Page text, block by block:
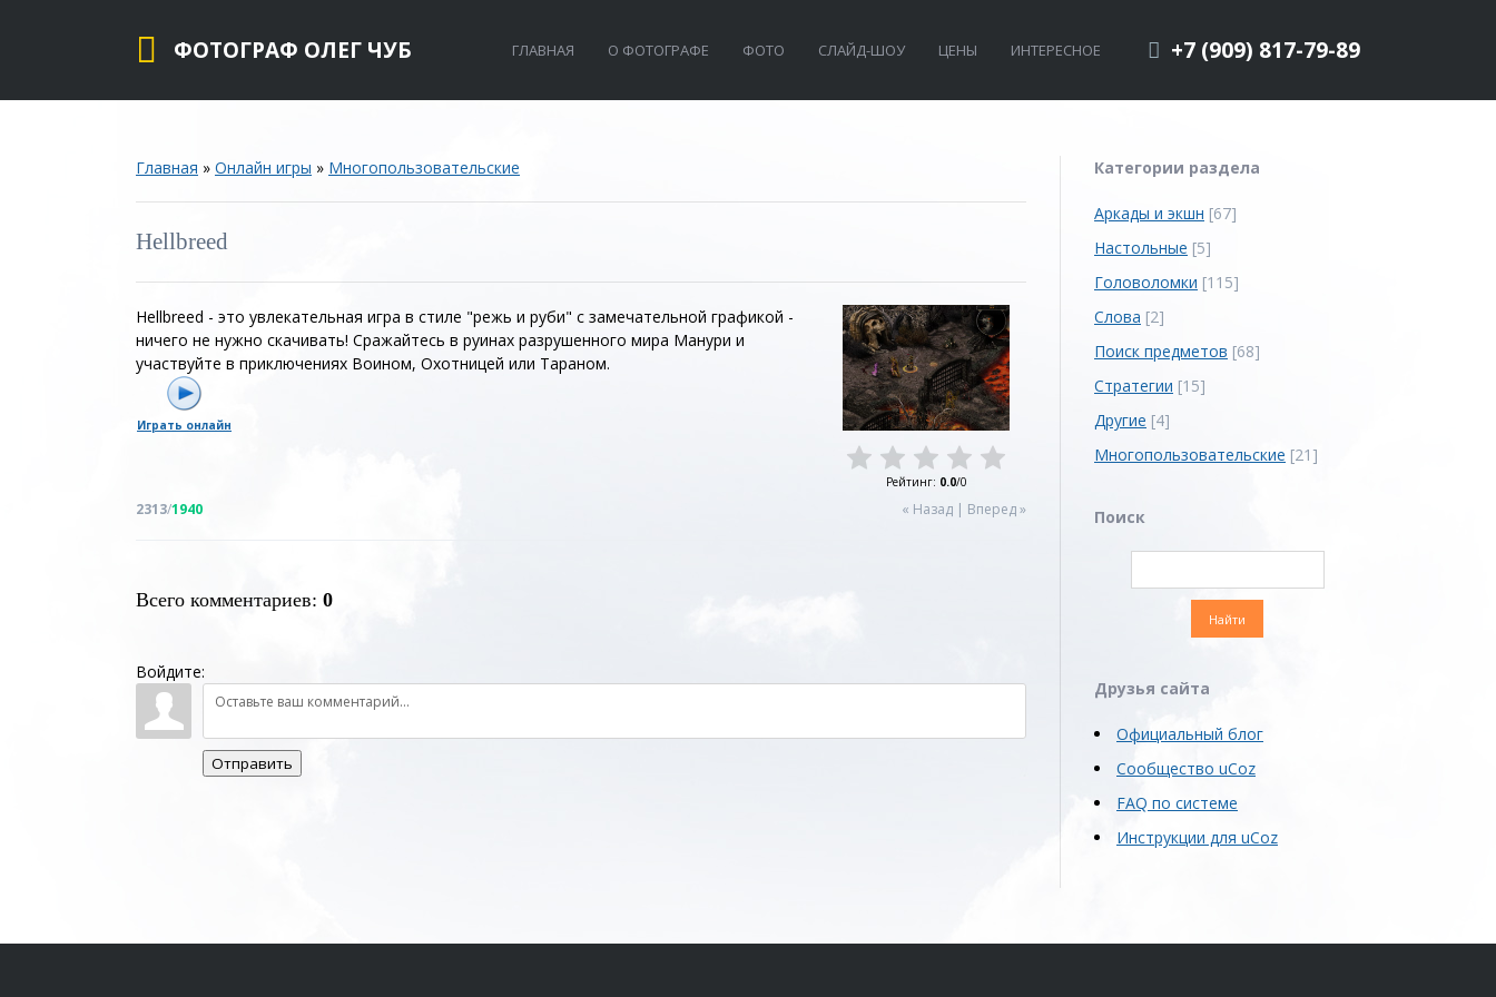
ФОТОГРАФ ОЛЕГ ЧУБ ГЛАВНАЯ О ФОТОГРАФЕ ФОТО СЛАЙД-ШОУ ЦЕНЫ ИНТЕРЕСНОЕ +7 (909) 817-79-89
Главная » Онлайн игры » Многопользовательские
Hellbreed
Hellbreed - это увлекательная игра в стиле "режь и руби" с замечательной графикой -
ничего не нужно скачивать! Сражайтесь в руинах разрушенного мира Манури и
участвуйте в приключениях Воином, Охотницей или Тараном.
Играть онлайн
Рейтинг: 0.0/0
« Назад | Вперед »
2313/1940
Всего комментариев: 0
Войдите:
Отправить
Категории раздела
Аркады и экшн [67]
Настольные [5]
Головоломки [115]
Слова [2]
Поиск предметов [68]
Стратегии [15]
Другие [4]
Многопользовательские [21]
Поиск
Друзья сайта
Официальный блог
Сообщество uCoz
FAQ по системе
Инструкции для uCoz